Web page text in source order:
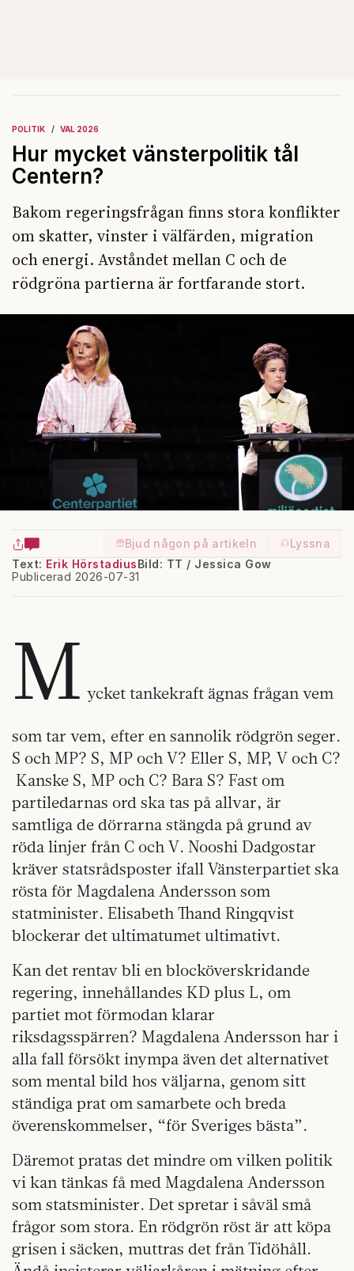
POLITIK VAL 2026
Hur mycket vänsterpolitik tål
Centern?
Bakom regeringsfrågan finns stora konflikter
om skatter, vinster i välfärden, migration
och energi. Avståndet mellan C och de
rödgröna partierna är fortfarande stort.
Bjud någon på artikeln
Lyssna
Text: Erik Hörstadius
Publicerad 2026-07-31
Bild: TT / Jessica Gow
M ycket tankekraft ägnas frågan vem
som tar vem, efter en sannolik rödgrön seger.
S och MP? S, MP och V? Eller S, MP, V och C?
Kanske S, MP och C? Bara S? Fast om
partiledarnas ord ska tas på allvar, är
samtliga de dörrarna stängda på grund av
röda linjer från C och V. Nooshi Dadgostar
kräver statsrådsposter ifall Vänsterpartiet ska
rösta för Magdalena Andersson som
statminister. Elisabeth Thand Ringqvist
blockerar det ultimatumet ultimativt.
Kan det rentav bli en blocköverskridande
regering, innehållandes KD plus L, om
partiet mot förmodan klarar
riksdagsspärren? Magdalena Andersson har i
alla fall försökt inympa även det alternativet
som mental bild hos väljarna, genom sitt
ständiga prat om samarbete och breda
överenskommelser, “för Sveriges bästa”.
Däremot pratas det mindre om vilken politik
vi kan tänkas få med Magdalena Andersson
som statsminister. Det spretar i såväl små
frågor som stora. En rödgrön röst är att köpa
grisen i säcken, muttras det från Tidöhåll.